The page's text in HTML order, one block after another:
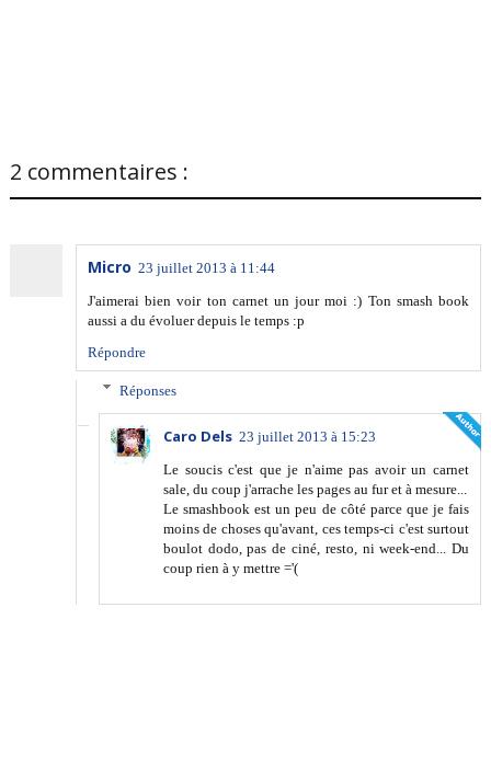
2 commentaires :
Micro 23 juillet 2013 à 11:44
J'aimerai bien voir ton carnet un jour moi :) Ton smash book
aussi a du évoluer depuis le temps :p
Répondre
Réponses
Caro Dels 23 juillet 2013 à 15:23
Le soucis c'est que je n'aime pas avoir un carnet
sale, du coup j'arrache les pages au fur et à mesure...
Le smashbook est un peu de côté parce que je fais
moins de choses qu'avant, ces temps-ci c'est surtout
boulot dodo, pas de ciné, resto, ni week-end... Du
coup rien à y mettre ='(